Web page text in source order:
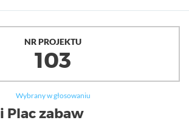
NR PROJEKTU
103
Wybrany w głosowaniu
Plac zabaw